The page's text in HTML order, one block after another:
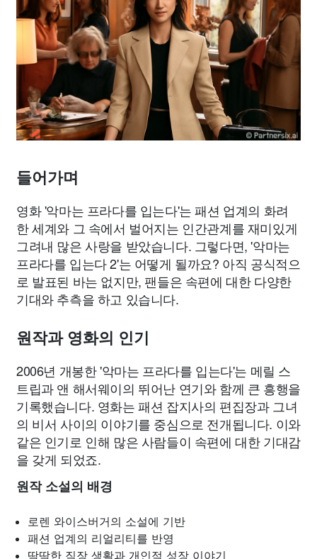
들어가며
영화 '악마는 프라다를 입는다'는 패션 업계의 화려
한 세계와 그 속에서 벌어지는 인간관계를 재미있게
그려내 많은 사랑을 받았습니다. 그렇다면, '악마는
프라다를 입는다 2'는 어떻게 될까요? 아직 공식적으
로 발표된 바는 없지만, 팬들은 속편에 대한 다양한
기대와 추측을 하고 있습니다.
원작과 영화의 인기
2006년 개봉한 '악마는 프라다를 입는다'는 메릴 스
트립과 앤 해서웨이의 뛰어난 연기와 함께 큰 흥행을
기록했습니다. 영화는 패션 잡지사의 편집장과 그녀
의 비서 사이의 이야기를 중심으로 전개됩니다. 이와
같은 인기로 인해 많은 사람들이 속편에 대한 기대감
을 갖게 되었죠.
원작 소설의 배경
로렌 와이스버거의 소설에 기반
패션 업계의 리얼리티를 반영
딱딱한 직장 생활과 개인적 성장 이야기